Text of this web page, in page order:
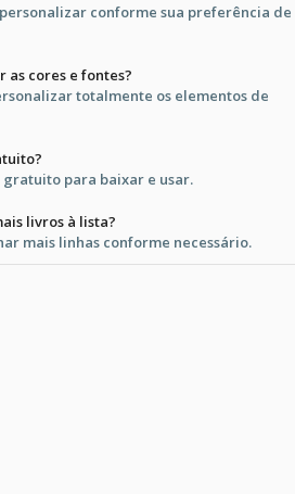
conforme sua preferência de
as cores e fontes?
totalmente os elementos de
para baixar e usar.
livros à lista?
mais linhas conforme necessário.